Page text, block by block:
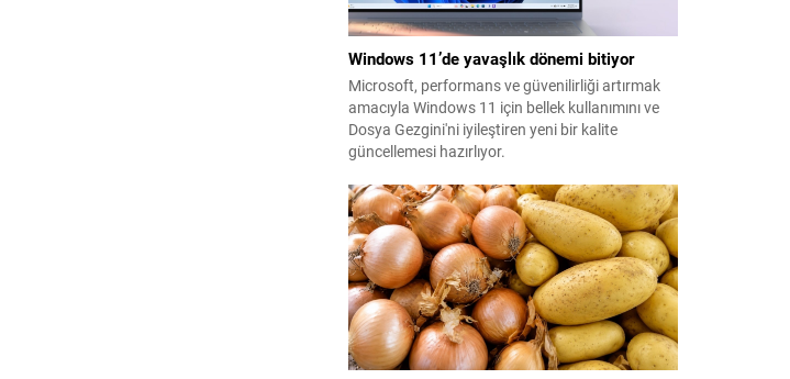
Windows 11’de yavaşlık dönemi bitiyor
Microsoft, performans ve güvenilirliği artırmak
amacıyla Windows 11 için bellek kullanımını ve
Dosya Gezgini'ni iyileştiren yeni bir kalite
güncellemesi hazırlıyor.